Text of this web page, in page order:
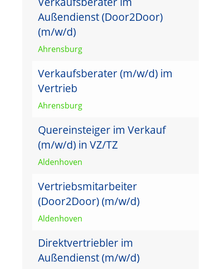
Außendienst (Door2Door)
(m/w/d)
Ahrensburg
Verkaufsberater (m/w/d) im
Vertrieb
Ahrensburg
Quereinsteiger im Verkauf
(m/w/d) in VZ/TZ
Aldenhoven
Vertriebsmitarbeiter
(Door2Door) (m/w/d)
Aldenhoven
Direktvertriebler im
Außendienst (m/w/d)